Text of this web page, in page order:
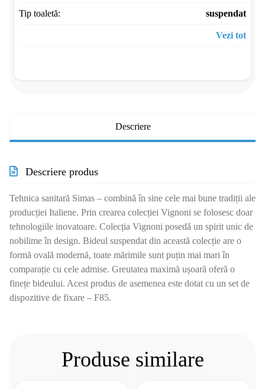
Tip toaletă: suspendat
Vezi tot
Descriere
Descriere produs
Tehnica sanitară Simas – combină în sine cele mai bune tradiții ale
producției Italiene. Prin crearea colecției Vignoni se folosesc doar
tehnologiile inovatoare. Colecția Vignoni posedă un spirit unic de
nobilime în design. Bideul suspendat din această colecție are o
formă ovală modernă, toate mărimile sunt puțin mai mari în
comparație cu cele admise. Greutatea maximă ușoară oferă o
finețe bideului. Acest produs de asemenea este dotat cu un set de
dispozitive de fixare – F85.
Produse similare